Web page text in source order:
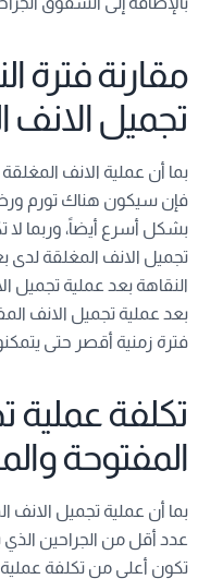
مقارنة فترة
تجميل الانف
بما أن عملية الانف
فإن سيكون هناك تورم
بشكل أسرع أيضاً، وربما
تجميل الانف المغلقة
النقاهة بعد عملية تجميل
بعد عملية تجميل الانف
فترة زمنية أقصر حتى
تكلفة عملية
المفتوحة
بما أن عملية تجميل
عدد أقل من الجراحين الذي
تكون أعلى من تكلفة عملية